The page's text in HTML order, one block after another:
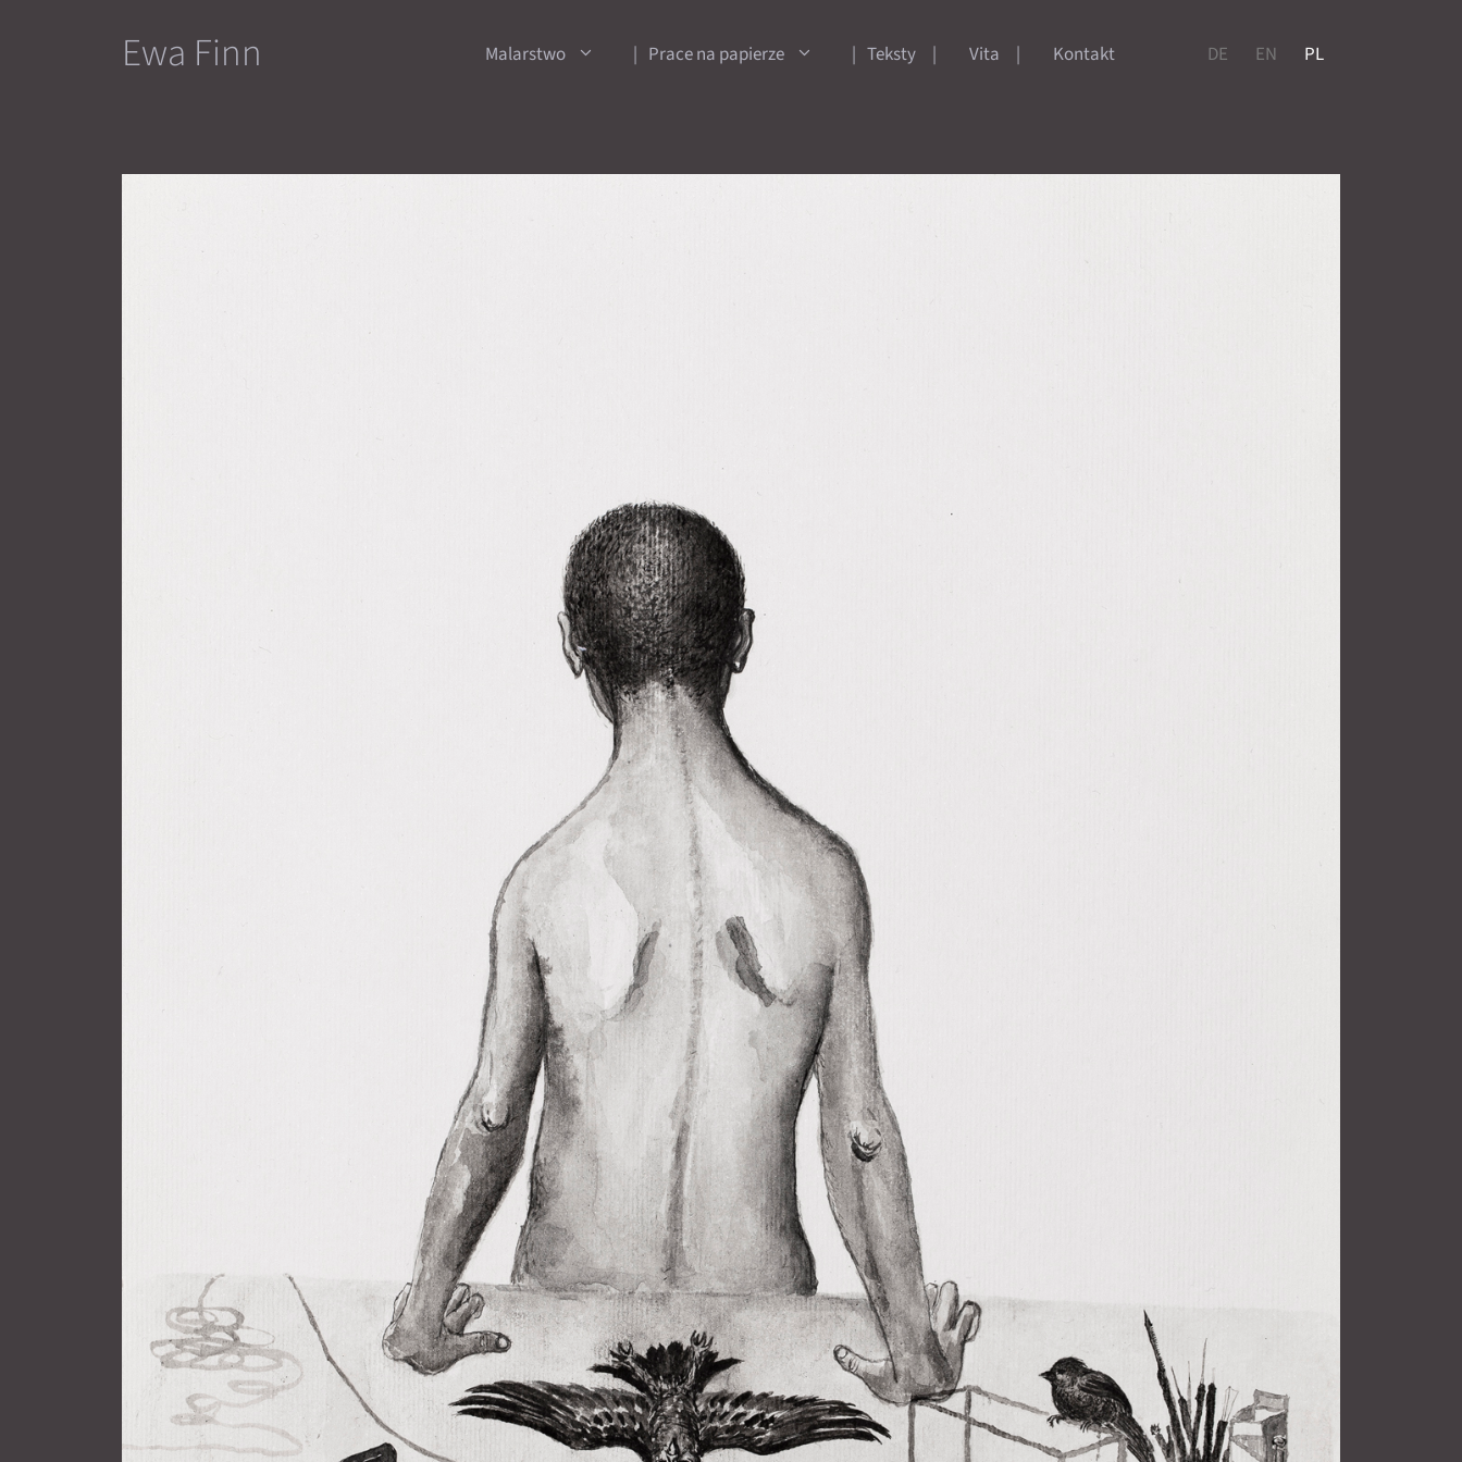
Ewa Finn Malarstwo Prace na papierze Teksty Vita Kontakt DE EN PL